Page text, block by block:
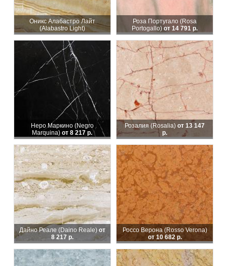
Оникс Алабастро Лайт
(Alabastro Light)
Роза Португало (Rosa
Portogallo) от 14 791 р.
Неро Маркино (Negro
Marquina)от 8 217 р.
Розалия (Rosalia) от 13 147
р.
Дайно Реале (Daino Reale) от
8 217 р.
Россо Верона (Rosso Verona)
от 10 682 р.